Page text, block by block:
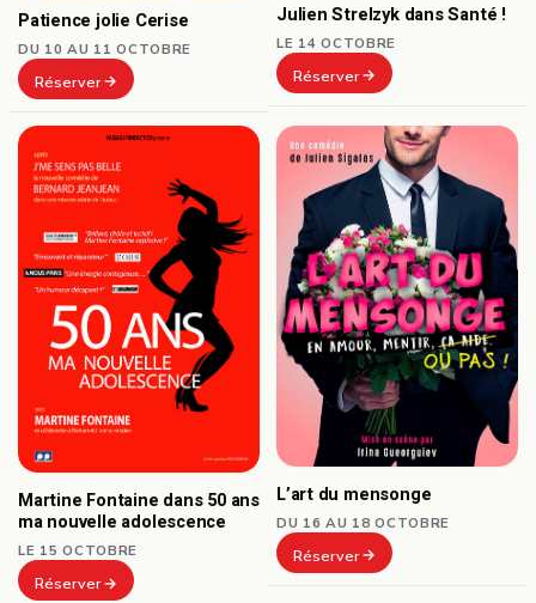
Patience jolie Cerise
DU 10 AU 11 OCTOBRE
Réserver
Julien Strelzyk dans Santé !
LE 14 OCTOBRE
Réserver
Martine Fontaine dans 50 ans
ma nouvelle adolescence
LE 15 OCTOBRE
Réserver
L’art du mensonge
DU 16 AU 18 OCTOBRE
Réserver